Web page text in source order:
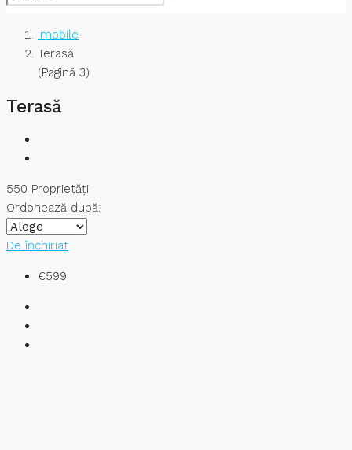
Imobile
Terasă
(Pagină 3)
Terasă
550 Proprietăţi
Ordonează după:
De închiriat
€599